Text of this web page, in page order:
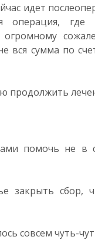
идет
операция, где
вся сумма по
продолжить
помочь не в
закрыть сбор,
совсем чуть-